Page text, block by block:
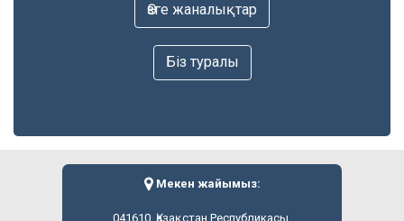
Өзге жаналықтар
Біз туралы
Мекен жайымыз:
041610, Қазақстан Республикасы,